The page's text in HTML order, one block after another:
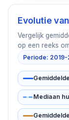
Evolutie
Vergelijk
op een reeks
Periode:
Mediaan